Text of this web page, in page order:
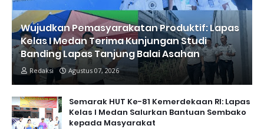
Wujudkan Pemasyarakatan Produktif: Lapas
Kelas I Medan Terima Kunjungan Studi
Banding Lapas Tanjung Balai Asahan
Redaksi Agustus 07, 2026
Semarak HUT Ke-81 Kemerdekaan RI: Lapas
Kelas I Medan Salurkan Bantuan Sembako
kepada Masyarakat